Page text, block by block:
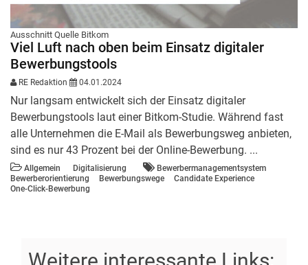
Ausschnitt Quelle Bitkom
Viel Luft nach oben beim Einsatz digitaler
Bewerbungstools
RE Redaktion 04.01.2024
Nur langsam entwickelt sich der Einsatz digitaler
Bewerbungstools laut einer Bitkom-Studie. Während fast
alle Unternehmen die E-Mail als Bewerbungsweg anbieten,
sind es nur 43 Prozent bei der Online-Bewerbung. ...
Allgemein Digitalisierung
Bewerbermanagementsystem
Bewerberorientierung
Bewerbungswege
Candidate Experience
One-Click-Bewerbung